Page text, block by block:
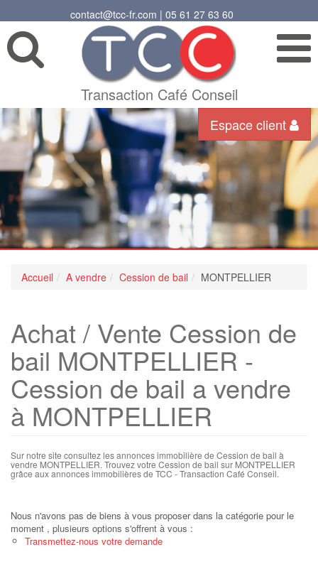
contact@tcc-fr.com | 05 61 27 63 60
Transaction Café Conseil
Espace client
Accueil A vendre Cession de bail MONTPELLIER
Achat / Vente Cession de
bail MONTPELLIER -
Cession de bail a vendre
à MONTPELLIER
Sur notre site consultez les annonces immobilière de Cession de bail à
vendre MONTPELLIER. Trouvez votre Cession de bail sur MONTPELLIER
grâce aux annonces immobilières de TCC - Transaction Café Conseil.
Nous n'avons pas de biens à vous proposer dans la catégorie pour le
moment , plusieurs options s'offrent à vous :
Transmettez-nous votre demande